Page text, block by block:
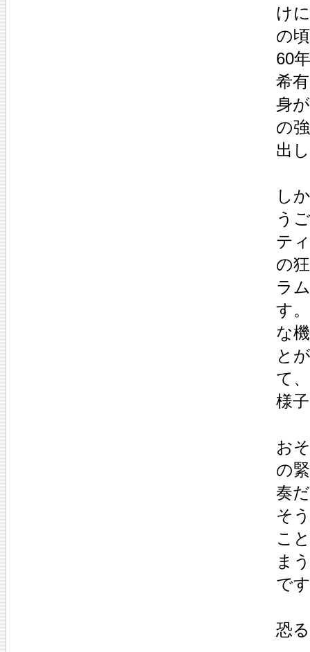
け
の
60
希
身
の
出
し
う
テ
の
ラ
す
な
と
て
様
お
の
奏
そ
こ
ま
で
恐